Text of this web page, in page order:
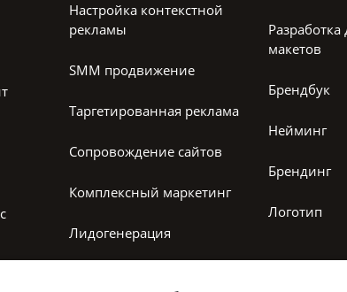
Настройка контекстной
рекламы
SMM продвижение
Таргетированная реклама
Сопровождение сайтов
Комплексный маркетинг
Лидогенерация
Разработка
макетов
Брендбук
Нейминг
Брендинг
Логотип